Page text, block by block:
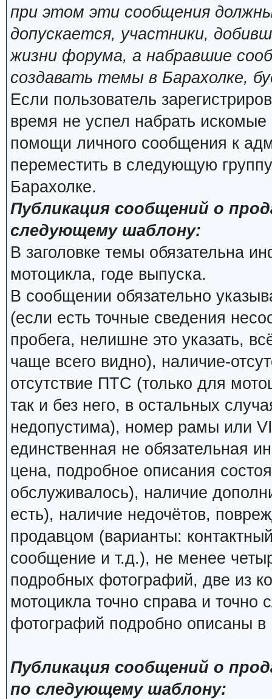
при этом эти сообщения
допускается, участники,
жизни форума, а набравшие
создавать темы в Барахолке,
Если пользователь
время не успел набрать
помощи личного сообщения к
переместить в следующую
Барахолке.
Публикация сообщений о
следующему шаблону:
В заголовке темы обязательна
мотоцикла, годе выпуска.
В сообщении обязательно
(если есть точные сведения
пробега, нелишне это указать,
чаще всего видно), наличие-
отсутствие ПТС (только для
так и без него, в остальных
недопустима), номер рамы или
единственная не обязательная
цена, подробное описания
обслуживалось), наличие
есть), наличие недочётов,
продавцом (варианты:
сообщение и т.д.), не менее
подробных фотографий, две из
мотоцикла точно справа и
фотографий подробно описаны
Публикация сообщений о
по следующему шаблону: